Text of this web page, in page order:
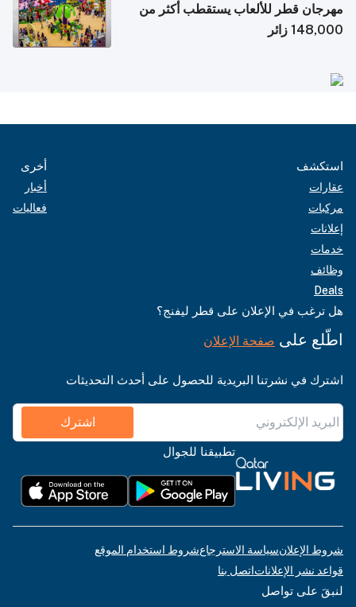
مهرجان قطر للألعاب يستقطب أكثر من
148,000 زائر
استكشف
عقارات
مركبات
إعلانات
خدمات
وظائف
Deals
أخرى
أخبار
فعاليات
هل ترغب في الإعلان على قطر ليفنج؟
اطّلع على صفحة الإعلان
اشترك في نشرتنا البريدية للحصول على أحدث التحديثات
اشترك
تطبيقنا للجوال
شروط الإعلانسياسة الاسترجاعشروط استخدام الموقع
قواعد نشر الإعلاناتاتصل بنا
لنبقَ على تواصل